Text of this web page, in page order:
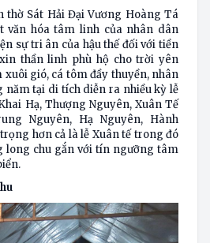
thờ Sát Hải Đại Vương Hoàng Tá
văn hóa tâm linh của nhân dân
sự tri ân của hậu thế đối với tiền
thần linh phù hộ cho trời yên
xuôi gió, cá tôm đầy thuyền, nhân
năm tại di tích diễn ra nhiều kỳ lễ
Hạ, Thượng Nguyên, Xuân Tế
Nguyên, Hạ Nguyên, Hành
hơn cả là lễ Xuân tế trong đó
long chu gắn với tín ngưỡng tâm